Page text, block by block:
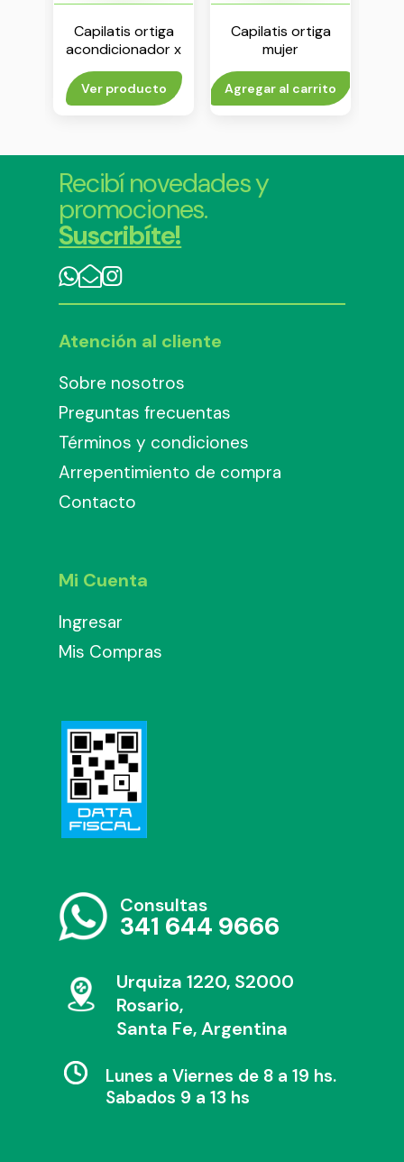
Capilatis ortiga
acondicionador x
410 ml
Ver producto
Capilatis ortiga
mujer
acondicionador x
350 ml
Agregar al carrito
Recibí novedades y
promociones.
Suscribíte!
Atención al cliente
Sobre nosotros
Preguntas frecuentas
Términos y condiciones
Arrepentimiento de compra
Contacto
Mi Cuenta
Ingresar
Mis Compras
Consultas
341 644 9666
Urquiza 1220, S2000
Rosario,
Santa Fe, Argentina
Lunes a Viernes de 8 a 19 hs.
Sabados 9 a 13 hs